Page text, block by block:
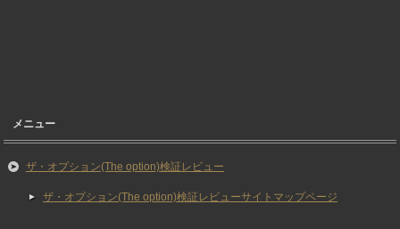
メニュー
ザ・オプション(The option)検証レビュー
ザ・オプション(The option)検証レビューサイトマップページ